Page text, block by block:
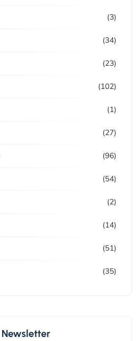
(3)
(34)
(23)
(102)
(1)
(27)
(96)
(54)
(2)
(14)
(51)
(35)
Newsletter